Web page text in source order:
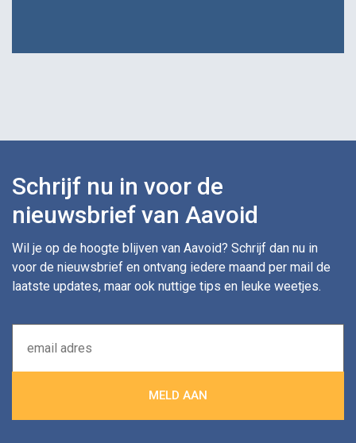
Schrijf nu in voor de
nieuwsbrief van Aavoid
Wil je op de hoogte blijven van Aavoid? Schrijf dan nu in
voor de nieuwsbrief en ontvang iedere maand per mail de
laatste updates, maar ook nuttige tips en leuke weetjes.